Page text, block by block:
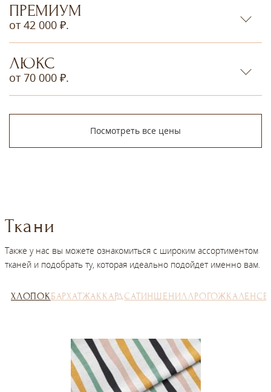
ПРЕМИУМ
от 42 000 ₽.
ЛЮКС
от 70 000 ₽.
Посмотреть все цены
Ткани
Также у нас вы можете ознакомиться с широким ассортиментом
тканей и подобрать ту, которая идеально подойдет именно вам.
ХЛОПОКБАРХАТЖАККАРДСАТИНШЕНИЛЛРОГОЖКАЛЕН